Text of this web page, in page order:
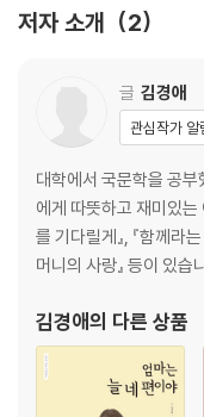
정리하는 상황을 즐거운 경
미를 살펴보면 무언가를
아이에게는 장난감 하나
러므로 아이가 놀이하고
을 때에는 즉각적인 칭찬
의 사소한 행동을 놓치지
정적인 동기를 부여하고,
저자 소개 2
글 김경애
관심작가 알
대학에서 국문학을 공
에게 따뜻하고 재미있는
를 기다릴게』, 『함께라
머니의 사랑』 등이 있습
김경애의 다른 상품